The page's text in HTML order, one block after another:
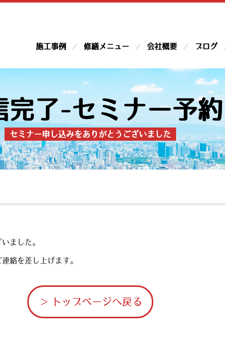
施工事例 修繕メニュー 会社概要 ブログ
完了-セミナー予約
セミナー申し込みをありがとうございました
ました。
絡を差し上げます。
トップページへ戻る